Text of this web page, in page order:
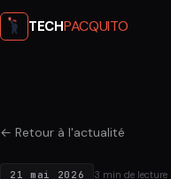
TECHPACQUITO
← Retour à l'actualité
21 mai 2026 3 min de lecture